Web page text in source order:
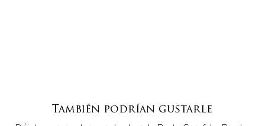
También podrían gustarle